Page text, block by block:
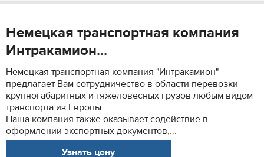
Немецкая транспортная компания
Интракамион...
Немецкая транспортная компания "Интракамион"
предлагает Вам сотрудничество в области перевозки
крупногабаритных и тяжеловесных грузов любым видом
транспорта из Европы.
Наша компания также оказывает содействие в
оформлении экспортных документов,...
Узнать цену